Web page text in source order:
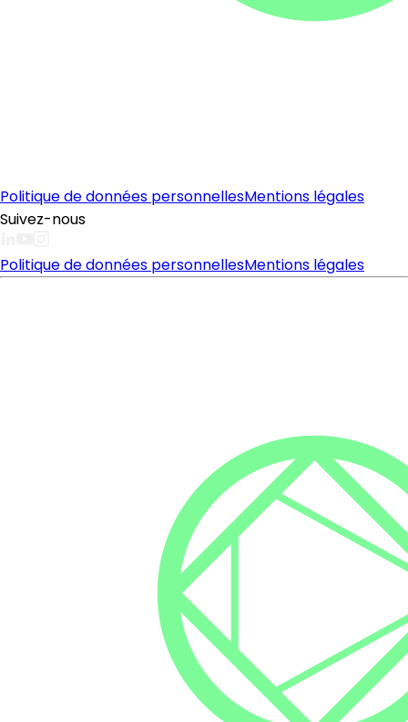
Politique de données personnellesMentions légales
Suivez-nous
Politique de données personnellesMentions légales